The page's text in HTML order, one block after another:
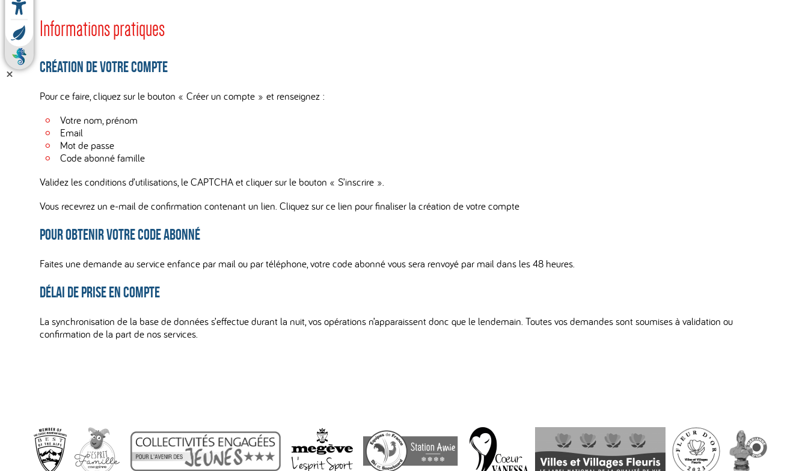
Informations pratiques
Création de votre compte
Pour ce faire, cliquez sur le bouton « Créer un compte » et renseignez :
Votre nom, prénom
Email
Mot de passe
Code abonné famille
Validez les conditions d’utilisations, le CAPTCHA et cliquer sur le bouton « S’inscrire ».
Vous recevrez un e-mail de confirmation contenant un lien. Cliquez sur ce lien pour finaliser la création de votre compte
Pour obtenir votre code abonné
Faites une demande au service enfance par mail ou par téléphone, votre code abonné vous sera renvoyé par mail dans les 48 heures.
Délai de prise en compte
La synchronisation de la base de données s’effectue durant la nuit, vos opérations n’apparaissent donc que le lendemain. Toutes vos demandes sont soumises à validation ou
confirmation de la part de nos services.